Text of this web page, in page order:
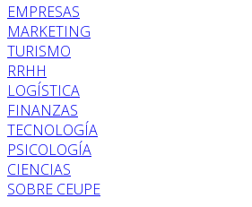
EMPRESAS
MARKETING
TURISMO
RRHH
LOGÍSTICA
FINANZAS
TECNOLOGÍA
PSICOLOGÍA
CIENCIAS
SOBRE CEUPE